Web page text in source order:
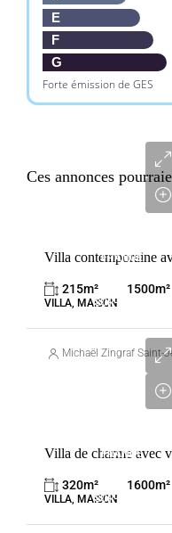
E
F
G
Forte émission de GES
Ces annonces
FRANCE
SUR-MER
Villa contemporaine
215m² 1500m²
VILLA, MAISON
Michaël Zingraf Saint-
FRANCE
SUR-MER
Villa de charme avec
320m² 1600m²
VILLA, MAISON